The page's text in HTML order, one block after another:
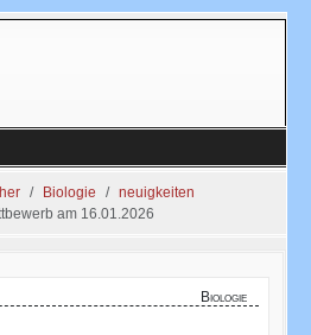
Biologie
neuigkeiten
am 16.01.2026
Biologie